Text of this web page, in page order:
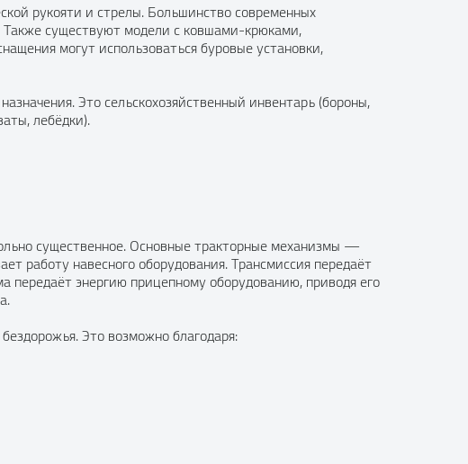
рукояти и стрелы. Большинство современных
Также существуют модели с ковшами-крюками,
могут использоваться буровые установки,
Это сельскохозяйственный инвентарь (бороны,
лебёдки).
существенное. Основные тракторные механизмы —
работу навесного оборудования. Трансмиссия передаёт
передаёт энергию прицепному оборудованию, приводя его
Это возможно благодаря: